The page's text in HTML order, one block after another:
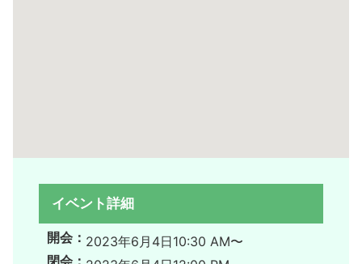
イベント詳細
開会： 2023年6月4日10:30 AM〜